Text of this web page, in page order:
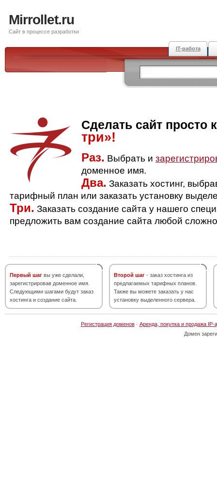
Mirrollet.ru
Сайт в процессе разработки
IT-работа
Сделать сайт просто
три»!
Раз. Выбрать и
доменное имя.
Два. Заказать хостинг,
тарифный план или заказать установку
Три. Заказать создание сайта у нашего
предложить вам создание сайта любой
Первый шаг вы уже сделали,
зарегистрировав доменное имя.
Следующими шагами будут заказ
хостинга и создание сайта.
Второй шаг - заказ хостинга из
предлагаемых тарифных планов.
Также вы можете заказать у нас
установку выделенного сервера.
Регистрация доменов· Аренда, покупка и продажа IP-
Домен